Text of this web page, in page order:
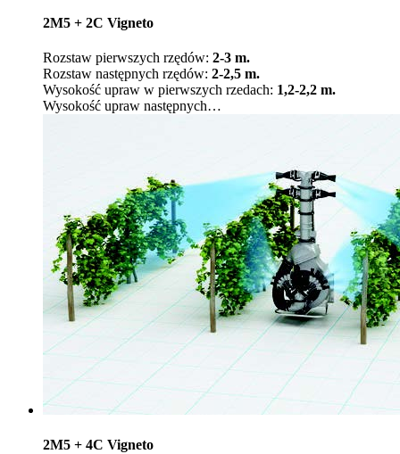
2M5 + 2C Vigneto
Rozstaw pierwszych rzędów: 2-3 m.
Rozstaw następnych rzędów: 2-2,5 m.
Wysokość upraw w pierwszych rzedach: 1,2-2,2 m.
Wysokość upraw następnych…
2M5 + 4C Vigneto